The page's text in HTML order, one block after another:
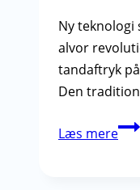
Ny teknologi
alvor
tandaftryk
Den
Læs mereNy